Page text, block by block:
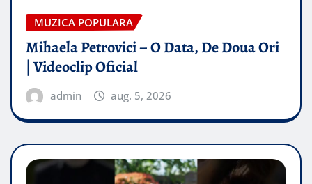
MUZICA POPULARA
Mihaela Petrovici – O Data, De Doua Ori
| Videoclip Oficial
admin aug. 5, 2026